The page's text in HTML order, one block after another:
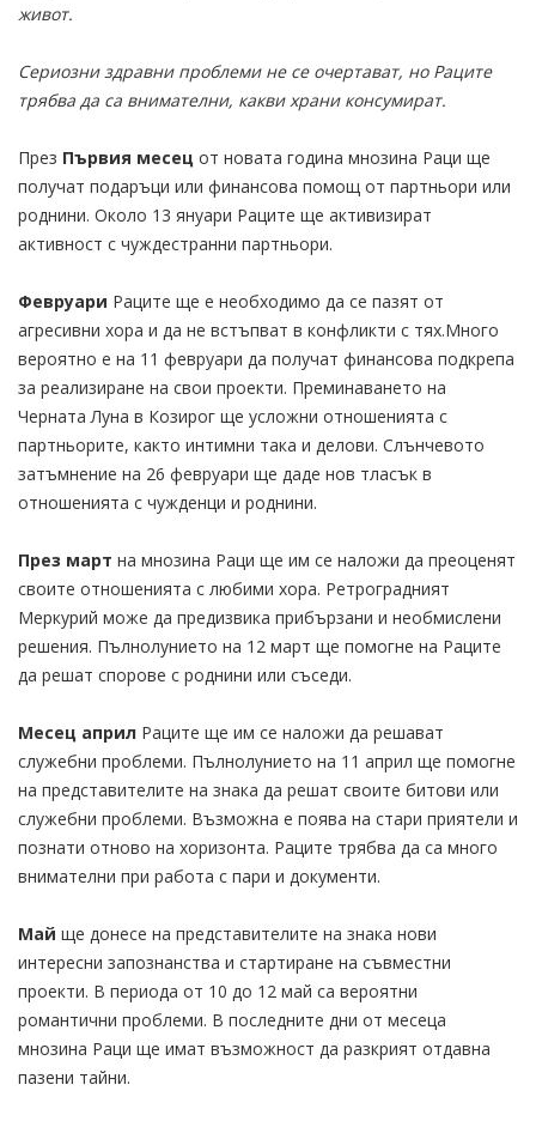
живот.
Сериозни здравни проблеми не се очертават, но Раците
трябва да са внимателни, какви храни консумират.
През Първия месец от новата година мнозина Раци ще
получат подаръци или финансова помощ от партньори или
роднини. Около 13 януари Раците ще активизират
активност с чуждестранни партньори.
Февруари Раците ще е необходимо да се пазят от
агресивни хора и да не встъпват в конфликти с тях.Много
вероятно е на 11 февруари да получат финансова подкрепа
за реализиране на свои проекти. Преминаването на
Черната Луна в Козирог ще усложни отношенията с
партньорите, както интимни така и делови. Слънчевото
затъмнение на 26 февруари ще даде нов тласък в
отношенията с чужденци и роднини.
През март на мнозина Раци ще им се наложи да преоценят
своите отношенията с любими хора. Ретроградният
Меркурий може да предизвика прибързани и необмислени
решения. Пълнолунието на 12 март ще помогне на Раците
да решат спорове с роднини или съседи.
Месец април Раците ще им се наложи да решават
служебни проблеми. Пълнолунието на 11 април ще помогне
на представителите на знака да решат своите битови или
служебни проблеми. Възможна е поява на стари приятели и
познати отново на хоризонта. Раците трябва да са много
внимателни при работа с пари и документи.
Май ще донесе на представителите на знака нови
интересни запознанства и стартиране на съвместни
проекти. В периода от 10 до 12 май са вероятни
романтични проблеми. В последните дни от месеца
мнозина Раци ще имат възможност да разкрият отдавна
пазени тайни.